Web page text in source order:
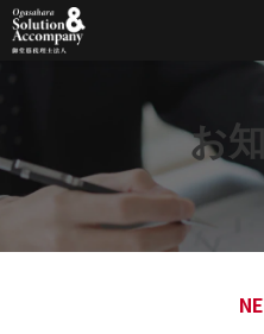
経
コンサル
導
お